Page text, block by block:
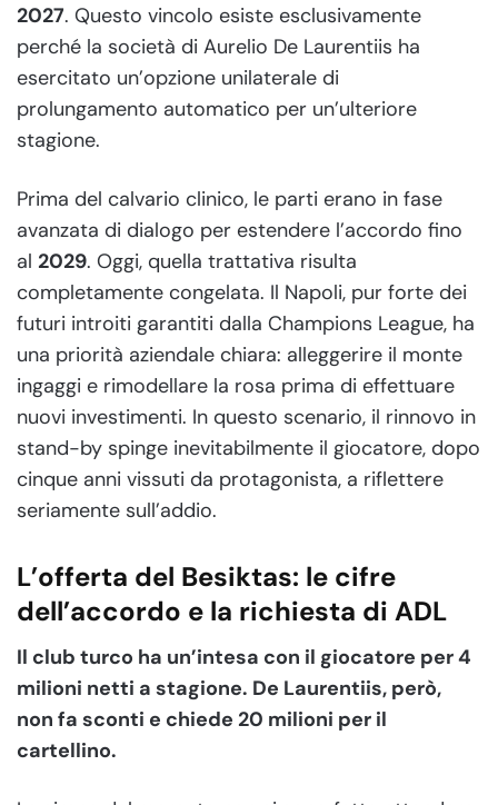
2027. Questo vincolo esiste esclusivamente
perché la società di Aurelio De Laurentiis ha
esercitato un’opzione unilaterale di
prolungamento automatico per un’ulteriore
stagione.
Prima del calvario clinico, le parti erano in fase
avanzata di dialogo per estendere l’accordo fino
al 2029. Oggi, quella trattativa risulta
completamente congelata. Il Napoli, pur forte dei
futuri introiti garantiti dalla Champions League, ha
una priorità aziendale chiara: alleggerire il monte
ingaggi e rimodellare la rosa prima di effettuare
nuovi investimenti. In questo scenario, il rinnovo in
stand-by spinge inevitabilmente il giocatore, dopo
cinque anni vissuti da protagonista, a riflettere
seriamente sull’addio.
L’offerta del Besiktas: le cifre
dell’accordo e la richiesta di ADL
Il club turco ha un’intesa con il giocatore per 4
milioni netti a stagione. De Laurentiis, però,
non fa sconti e chiede 20 milioni per il
cartellino.